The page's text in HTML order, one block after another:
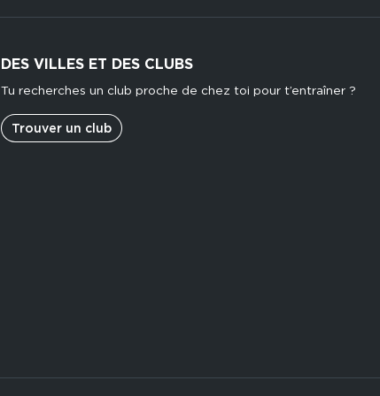
DES VILLES ET DES CLUBS
Tu recherches un club proche de chez toi pour t’entraîner ?
Trouver un club